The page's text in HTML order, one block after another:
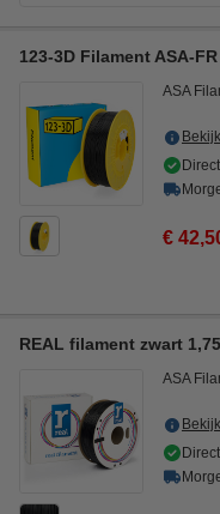
123-3D Filament ASA-
ASA
€
REAL filament zwart
ASA